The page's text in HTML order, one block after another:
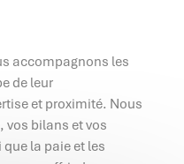
accompagnons les
de leur
et proximité. Nous
vos bilans et vos
la paie et les